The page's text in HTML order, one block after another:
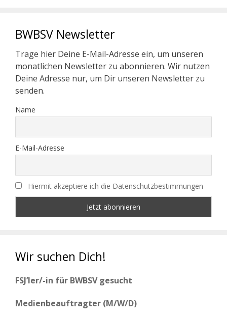
BWBSV Newsletter
Trage hier Deine E-Mail-Adresse ein, um unseren
monatlichen Newsletter zu abonnieren. Wir nutzen
Deine Adresse nur, um Dir unseren Newsletter zu
senden.
Name
E-Mail-Adresse
Hiermit akzeptiere ich die Datenschutzbestimmungen
Wir suchen Dich!
FSJ’ler/-in für BWBSV gesucht
Medienbeauftragter (M/W/D)